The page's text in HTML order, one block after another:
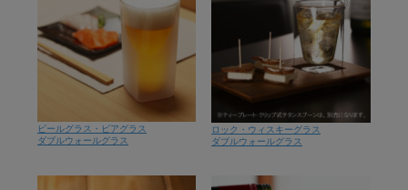
ビールグラス・ビアグラス
ダブルウォールグラス
ロック・ウィスキーグラス
ダブルウォールグラス